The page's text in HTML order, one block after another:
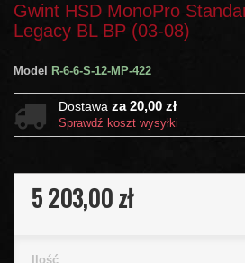
Gwint HSD MonoPro
Legacy BL BP (03-08)
Model R-6-6-S-12-MP-422
Dostawa za 20,00 zł
Sprawdź koszt wysyłki
5 203,00 zł
Ilość